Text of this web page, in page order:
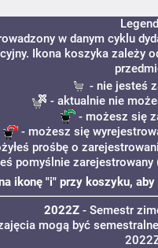
w danym cyklu
Ikona koszyka zależy
- nie jesteś
- aktualnie nie
- możesz się
- możesz się
prośbę o
pomyślnie
ikonę "i" przy koszyku,
2022Z- Semestr
mogą być